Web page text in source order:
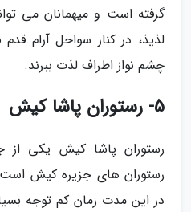
گرفته است و میهمانان می
لذیذ، در کنار سواحل آرام
چشم نواز اطراف لذت ببرند.
5- رستوران پاشا کیش
رستوران پاشا کیش یکی از
رستوران های جزیره کیش است
در این مدت زمان کم توجه